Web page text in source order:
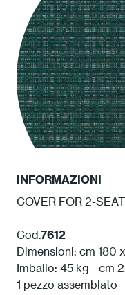
INFORMAZIONI
COVER FOR 2-
Cod.7612
Dimensioni: cm 180
Imballo: 45 kg - cm
1 pezzo assemblato